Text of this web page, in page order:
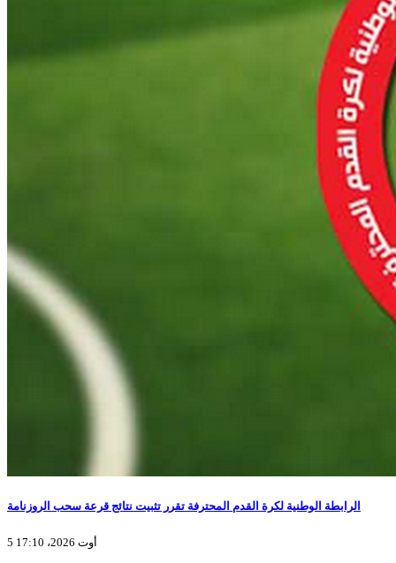
الرابطة الوطنية لكرة القدم المحترفة تقرر تثبيت نتائج قرعة سحب الروزنامة
5 أوت 2026، 17:10